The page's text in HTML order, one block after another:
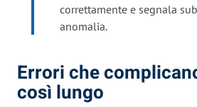
correttamente e segnala
anomalia.
Errori che
così lungo